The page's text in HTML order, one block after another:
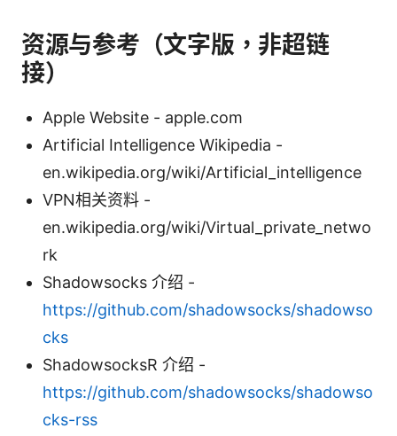
资源与参考（文字版，非超链
接）
Apple Website - apple.com
Artificial Intelligence Wikipedia -
en.wikipedia.org/wiki/Artificial_intelligence
VPN相关资料 -
en.wikipedia.org/wiki/Virtual_private_netwo
rk
Shadowsocks 介绍 -
https://github.com/shadowsocks/shadowso
cks
ShadowsocksR 介绍 -
https://github.com/shadowsocks/shadowso
cks-rss